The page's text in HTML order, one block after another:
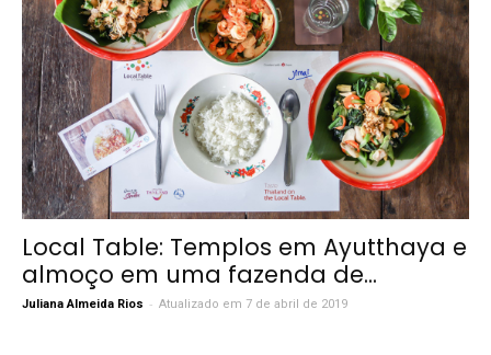
Local Table: Templos em Ayutthaya e
almoço em uma fazenda de...
Juliana Almeida Rios - Atualizado em 7 de abril de 2019